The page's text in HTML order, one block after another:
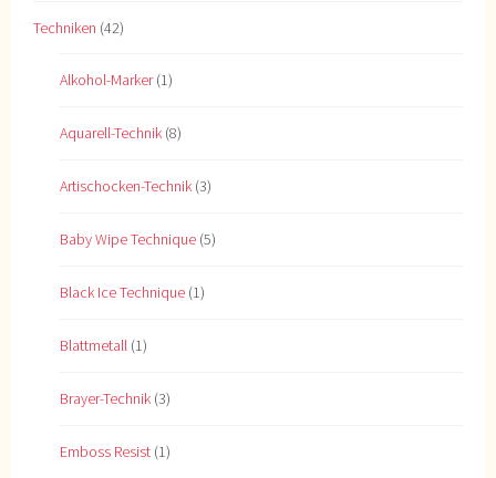
Techniken (42)
Alkohol-Marker(1)
Aquarell-Technik (8)
Artischocken-Technik (3)
Baby Wipe Technique (5)
Black Ice Technique (1)
Blattmetall (1)
Brayer-Technik (3)
Emboss Resist (1)